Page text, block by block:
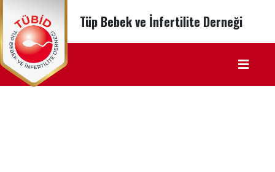
Tüp Bebek ve İnfertilite Derneği